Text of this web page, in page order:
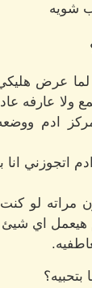
شويه
عرض هليكي
ولا عارفه
ادم ووضعه
اتجوزني
مراته لو
هيعمل اي
بتحبيه؟